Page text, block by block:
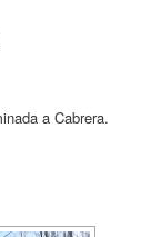
a Cabrera.